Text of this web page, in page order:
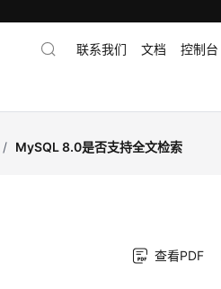
联系我们 文档 控制台
/ MySQL 8.0是否支持全文检索
查看PDF